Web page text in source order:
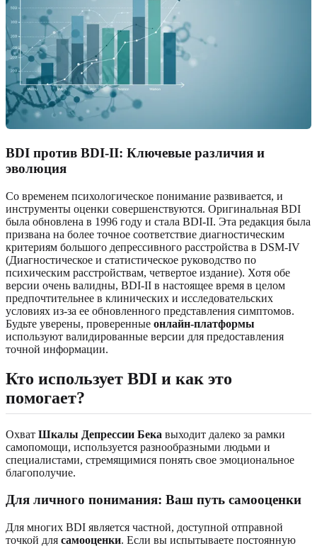
BDI против BDI-II: Ключевые различия и
эволюция
Со временем психологическое понимание развивается, и
инструменты оценки совершенствуются. Оригинальная BDI
была обновлена в 1996 году и стала BDI-II. Эта редакция была
призвана на более точное соответствие диагностическим
критериям большого депрессивного расстройства в DSM-IV
(Диагностическое и статистическое руководство по
психическим расстройствам, четвертое издание). Хотя обе
версии очень валидны, BDI-II в настоящее время в целом
предпочтительнее в клинических и исследовательских
условиях из-за ее обновленного представления симптомов.
Будьте уверены, проверенные онлайн-платформы
используют валидированные версии для предоставления
точной информации.
Кто использует BDI и как это
помогает?
Охват Шкалы Депрессии Бека выходит далеко за рамки
самопомощи, используется разнообразными людьми и
специалистами, стремящимися понять свое эмоциональное
благополучие.
Для личного понимания: Ваш путь самооценки
Для многих BDI является частной, доступной отправной
точкой для самооценки. Если вы испытываете постоянную